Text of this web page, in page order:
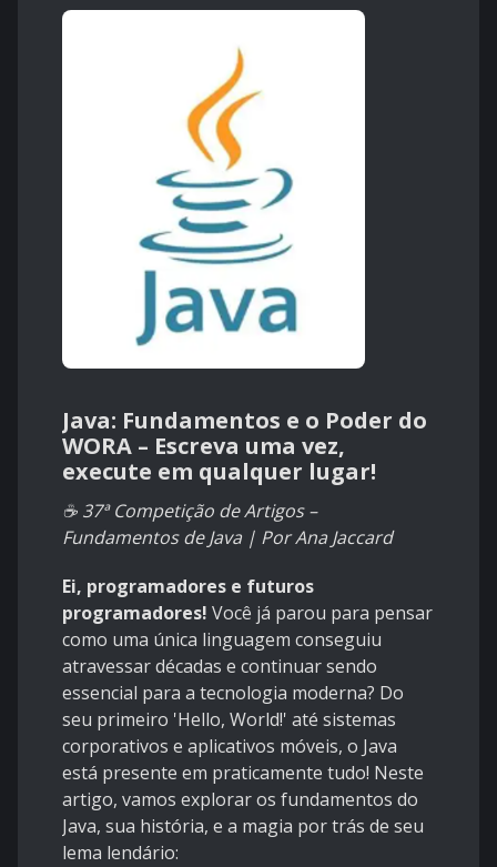
Java: Fundamentos e o Poder do
WORA – Escreva uma vez,
execute em qualquer lugar!
☕ 37ª Competição de Artigos –
Fundamentos de Java | Por Ana Jaccard
Ei, programadores e futuros
programadores! Você já parou para pensar
como uma única linguagem conseguiu
atravessar décadas e continuar sendo
essencial para a tecnologia moderna? Do
seu primeiro 'Hello, World!' até sistemas
corporativos e aplicativos móveis, o Java
está presente em praticamente tudo! Neste
artigo, vamos explorar os fundamentos do
Java, sua história, e a magia por trás de seu
lema lendário: